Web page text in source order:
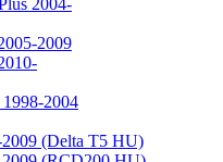
2009
2004
2009 (Delta T5 HU)